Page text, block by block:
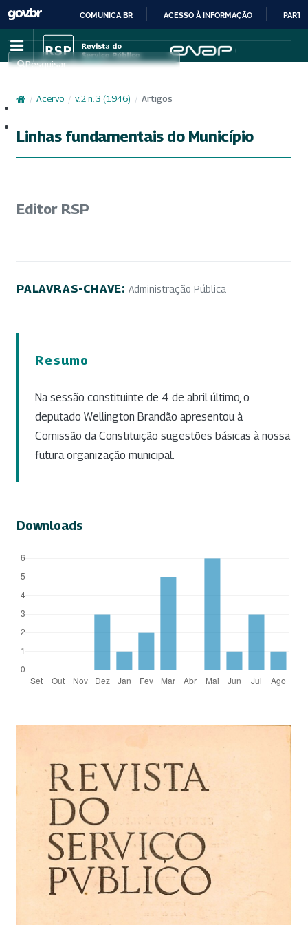
IR
PARA
CONTEÚDO
COMUNICA BR ACESSO À INFORMAÇÃO
Pesquisar
/ Acervo / v. 2 n. 3 (1946) / Artigos
Linhas fundamentais do Município
Editor RSP
PALAVRAS-CHAVE: Administração Pública
Resumo
Na sessão constituinte de 4 de abril último, o
deputado Wellington Brandão apresentou à
Comissão da Constituição sugestões básicas à nossa
futura organização municipal.
Downloads